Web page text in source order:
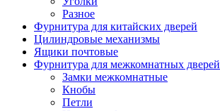
Разное
Фурнитура для китайских дверей
Цилиндровые механизмы
Ящики почтовые
Фурнитура для межкомнатных дверей
Замки межкомнатные
Кнобы
Петли